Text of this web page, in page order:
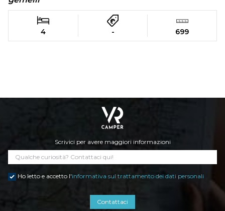
4 - 699
Scrivici per avere maggiori informazioni
Ho letto e accetto l'informativa sul trattamento dei dati personali
Contattaci